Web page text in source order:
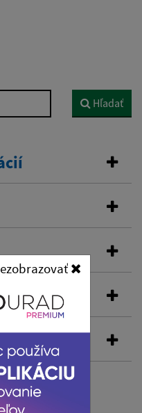
Hľadať
lístka